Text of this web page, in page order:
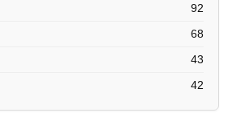
92
68
43
42